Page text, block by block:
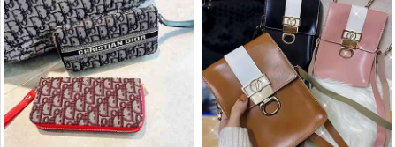
iphone12 mini/12pro/11pro maxケー
ス お揃い airpods proケース レザ
ー製
ィース 大容量 ビジネスバッグ